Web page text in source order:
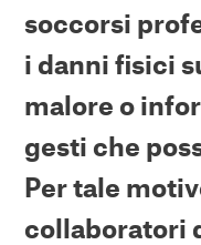
soccorsi
i danni fisici
malore o
gesti che
Per tale
collaboratori